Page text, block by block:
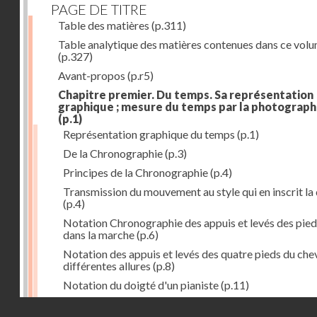
PAGE DE TITRE
Table des matières (p.311)
Table analytique des matières contenues dans ce
(p.327)
Avant-propos (p.r5)
Chapitre premier. Du temps. Sa représentation
graphique ; mesure du temps par la
(p.1)
Représentation graphique du temps (p.1)
De la Chronographie(p.3)
Principes de la Chronographie(p.4)
Transmission du mouvement au style qui en inscrit la
(p.4)
Notation Chronographie des appuis et levés des
dans la marche(p.6)
Notation des appuis et levés des quatre pieds du
différentes allures (p.8)
Notation du doigté d'un pianiste(p.11)